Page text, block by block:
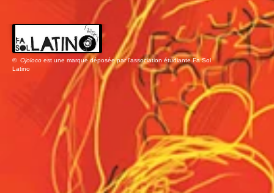
® Ojoloco est une marque déposée par l'association étudiante Fa Sol
Latino